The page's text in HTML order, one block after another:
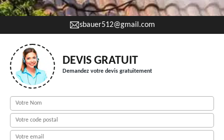
sbauer512@gmail.com
DEVIS GRATUIT
Demandez votre devis gratuitement